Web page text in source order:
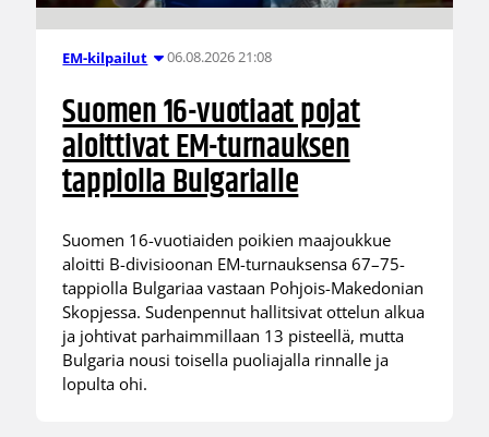
EM-kilpailut 06.08.2026 21:08
Suomen 16-vuotiaat pojat
aloittivat EM-turnauksen
tappiolla Bulgarialle
Suomen 16-vuotiaiden poikien maajoukkue
aloitti B-divisioonan EM-turnauksensa 67–75-
tappiolla Bulgariaa vastaan Pohjois-Makedonian
Skopjessa. Sudenpennut hallitsivat ottelun alkua
ja johtivat parhaimmillaan 13 pisteellä, mutta
Bulgaria nousi toisella puoliajalla rinnalle ja
lopulta ohi.